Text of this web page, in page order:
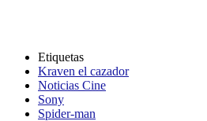
Etiquetas
Kraven el cazador
Noticias Cine
Sony
Spider-man